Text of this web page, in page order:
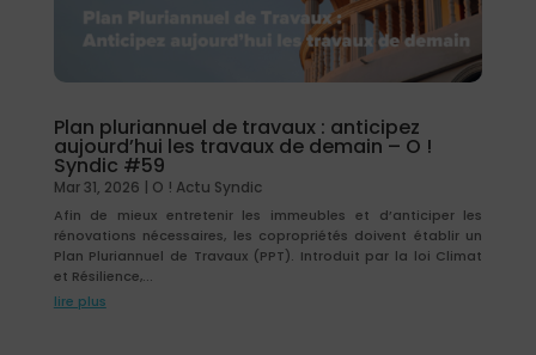
Plan pluriannuel de travaux : anticipez
aujourd’hui les travaux de demain – O !
Syndic #59
Mar 31, 2026 | O ! Actu Syndic
Afin de mieux entretenir les immeubles et d’anticiper les
rénovations nécessaires, les copropriétés doivent établir un
Plan Pluriannuel de Travaux (PPT). Introduit par la loi Climat
et Résilience,...
lire plus